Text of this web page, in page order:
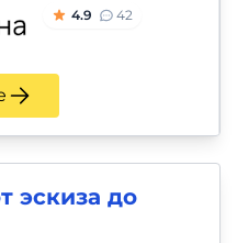
4.9 42
эскиза до